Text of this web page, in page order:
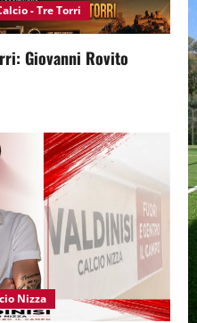
- Tre Torri
Giovanni Rovito
Nizza